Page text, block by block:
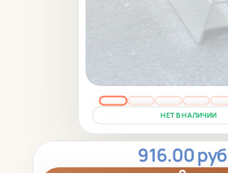
НЕТ В НАЛИЧИИ
916.00 руб